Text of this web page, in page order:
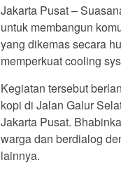
Jakarta Pusat –
untuk membangun
yang dikemas secara
memperkuat cooling
Kegiatan tersebut
kopi di Jalan Galur
Jakarta Pusat.
warga dan berdialog
lainnya.